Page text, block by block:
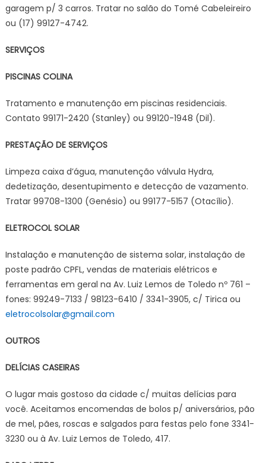
garagem p/ 3 carros. Tratar no salão do Tomé Cabeleireiro
ou (17) 99127-4742.
SERVIÇOS
PISCINAS COLINA
Tratamento e manutenção em piscinas residenciais.
Contato 99171-2420 (Stanley) ou 99120-1948 (Dil).
PRESTAÇÃO DE SERVIÇOS
Limpeza caixa d’água, manutenção válvula Hydra,
dedetização, desentupimento e detecção de vazamento.
Tratar 99708-1300 (Genésio) ou 99177-5157 (Otacílio).
ELETROCOL SOLAR
Instalação e manutenção de sistema solar, instalação de
poste padrão CPFL, vendas de materiais elétricos e
ferramentas em geral na Av. Luiz Lemos de Toledo nº 761 –
fones: 99249-7133 / 98123-6410 / 3341-3905, c/ Tirica ou
eletrocolsolar@gmail.com
OUTROS
DELÍCIAS CASEIRAS
O lugar mais gostoso da cidade c/ muitas delícias para
você. Aceitamos encomendas de bolos p/ aniversários, pão
de mel, pães, roscas e salgados para festas pelo fone 3341-
3230 ou à Av. Luiz Lemos de Toledo, 417.